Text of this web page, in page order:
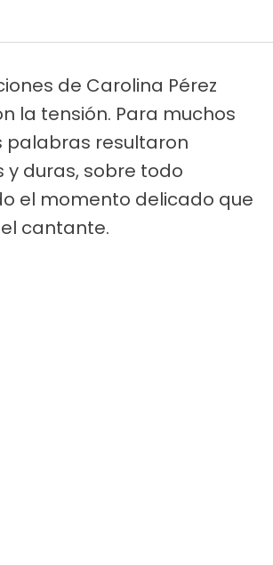
de Carolina Pérez
la tensión. Para muchos
palabras resultaron
y duras, sobre todo
el momento delicado que
cantante.